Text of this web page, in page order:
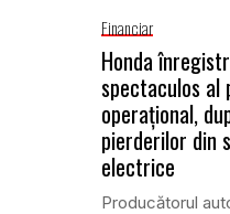
Financiar
Honda
spectaculos
operațional,
pierderilor din
electrice
Producătorul